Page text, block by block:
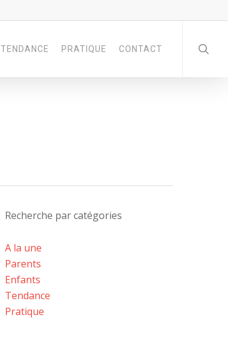
TENDANCE PRATIQUE CONTACT
Recherche par catégories
A la une
Parents
Enfants
Tendance
Pratique